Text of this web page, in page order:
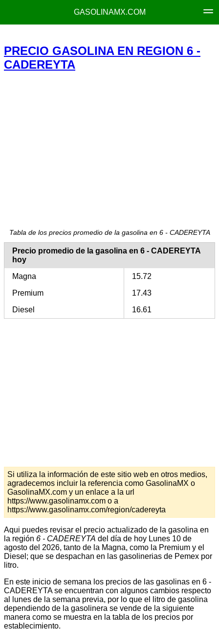
GASOLINAMX.COM
PRECIO GASOLINA EN REGION 6 -
CADEREYTA
Tabla de los precios promedio de la gasolina en 6 - CADEREYTA
Precio promedio de la gasolina en 6 - CADEREYTA
hoy
Magna
15.72
Premium
17.43
Diesel
16.61
Si utiliza la información de este sitio web en otros medios,
agradecemos incluir la referencia como GasolinaMX o
GasolinaMX.com y un enlace a la url
https://www.gasolinamx.com o a
https://www.gasolinamx.com/region/cadereyta
Aqui puedes revisar el precio actualizado de la gasolina en
la región 6 - CADEREYTA del día de hoy Lunes 10 de
agosto del 2026, tanto de la Magna, como la Premium y el
Diesel; que se despachan en las gasolinerias de Pemex por
litro.
En este inicio de semana los precios de las gasolinas en 6 -
CADEREYTA se encuentran con algunos cambios respecto
al lunes de la semana previa, por lo que el litro de gasolina
dependiendo de la gasolinera se vende de la siguiente
manera como se muestra en la tabla de los precios por
establecimiento.